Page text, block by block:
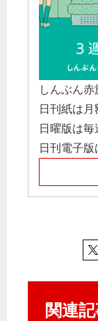
しんぶん赤
日刊紙は月
日曜版は毎
日刊電子
関連